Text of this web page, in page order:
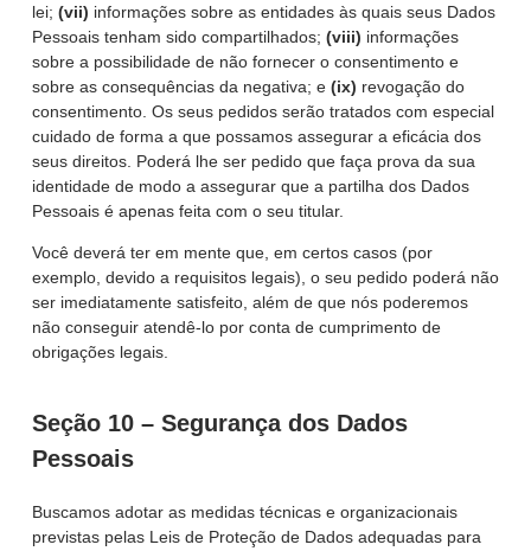
lei; (vii) informações sobre as entidades às quais seus Dados
Pessoais tenham sido compartilhados; (viii) informações
sobre a possibilidade de não fornecer o consentimento e
sobre as consequências da negativa; e (ix) revogação do
consentimento. Os seus pedidos serão tratados com especial
cuidado de forma a que possamos assegurar a eficácia dos
seus direitos. Poderá lhe ser pedido que faça prova da sua
identidade de modo a assegurar que a partilha dos Dados
Pessoais é apenas feita com o seu titular.
Você deverá ter em mente que, em certos casos (por
exemplo, devido a requisitos legais), o seu pedido poderá não
ser imediatamente satisfeito, além de que nós poderemos
não conseguir atendê-lo por conta de cumprimento de
obrigações legais.
Seção 10 – Segurança dos Dados
Pessoais
Buscamos adotar as medidas técnicas e organizacionais
previstas pelas Leis de Proteção de Dados adequadas para